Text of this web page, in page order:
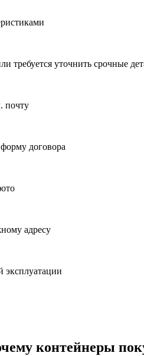
требуется уточнить срочные
почту
договора
адресу
эксплуатации
контейнеры